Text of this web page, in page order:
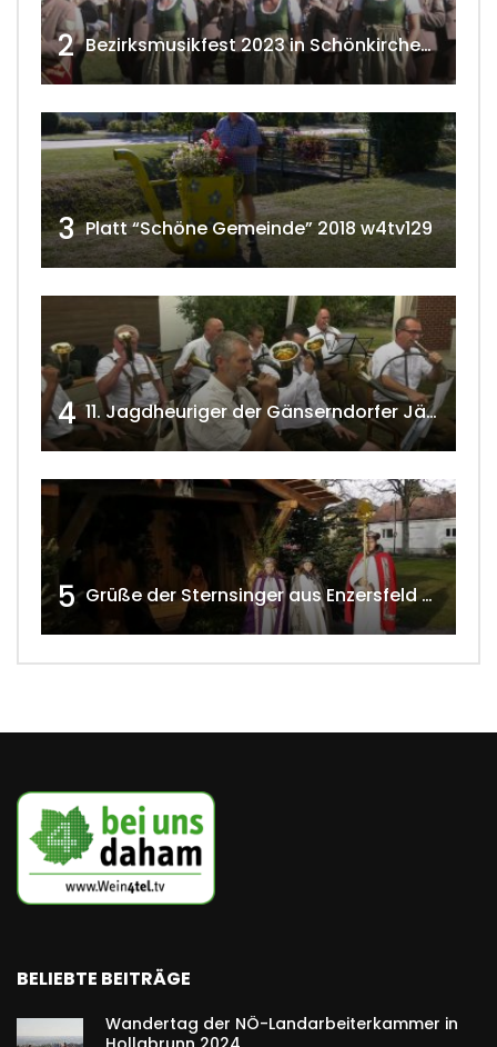
2 Bezirksmusikfest 2023 in Schönkirchen-Reyersdorf
3 Platt “Schöne Gemeinde” 2018 w4tv129
4 11. Jagdheuriger der Gänserndorfer Jäger 2020 w4tv166
5 Grüße der Sternsinger aus Enzersfeld – Klein-Engersdorf 2021 w4tv169
BELIEBTE BEITRÄGE
Wandertag der NÖ-Landarbeiterkammer in